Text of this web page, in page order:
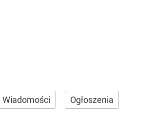
Wiadomości Ogłoszenia